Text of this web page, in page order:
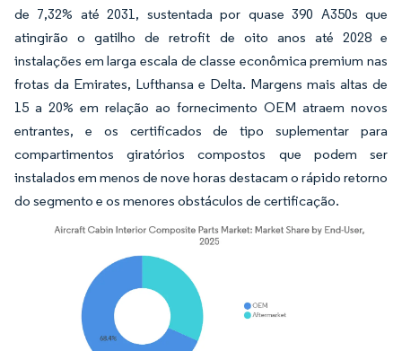
de 7,32% até 2031, sustentada por quase 390 A350s que
atingirão o gatilho de retrofit de oito anos até 2028 e
instalações em larga escala de classe econômica premium nas
frotas da Emirates, Lufthansa e Delta. Margens mais altas de
15 a 20% em relação ao fornecimento OEM atraem novos
entrantes, e os certificados de tipo suplementar para
compartimentos giratórios compostos que podem ser
instalados em menos de nove horas destacam o rápido retorno
do segmento e os menores obstáculos de certificação.